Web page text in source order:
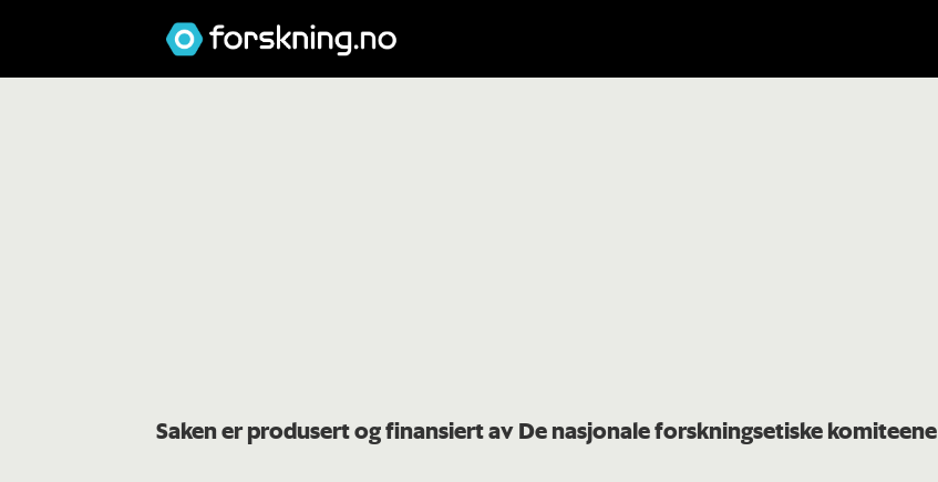
Saken er produsert og finansiert av De nasjonale forskningsetiske komiteene